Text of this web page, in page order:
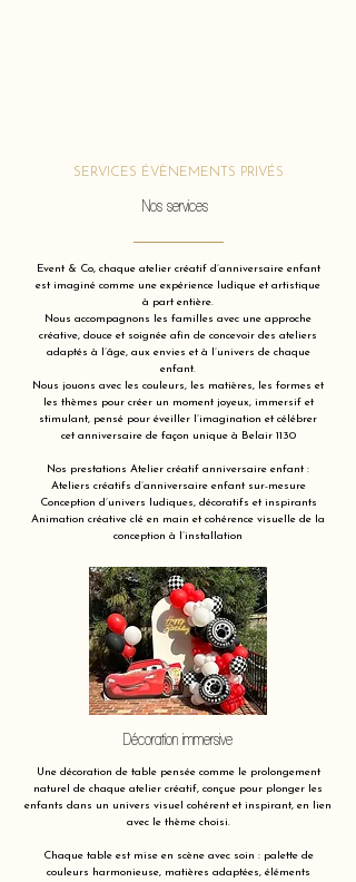
SERVICES ÉVÈNEMENTS PRIVÉS
Nos services
Event & Co, chaque atelier créatif d’anniversaire enfant
est imaginé comme une expérience ludique et artistique
à part entière.
Nous accompagnons les familles avec une approche
créative, douce et soignée afin de concevoir des ateliers
adaptés à l’âge, aux envies et à l’univers de chaque
enfant.
Nous jouons avec les couleurs, les matières, les formes et
les thèmes pour créer un moment joyeux, immersif et
stimulant, pensé pour éveiller l’imagination et célébrer
cet anniversaire de façon unique à Belair 1130
Nos prestations Atelier créatif anniversaire enfant :
Ateliers créatifs d’anniversaire enfant sur-mesure
Conception d’univers ludiques, décoratifs et inspirants
Animation créative clé en main et cohérence visuelle de la
conception à l’installation
Décoration immersive
Une décoration de table pensée comme le prolongement
naturel de chaque atelier créatif, conçue pour plonger les
enfants dans un univers visuel cohérent et inspirant, en lien
avec le thème choisi.
Chaque table est mise en scène avec soin : palette de
couleurs harmonieuse, matières adaptées, éléments